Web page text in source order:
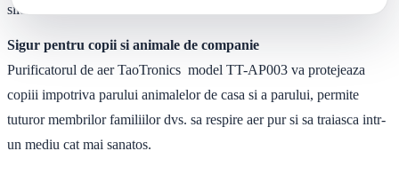
silentios decat atmosfera intr-o biblioteca.
Sigur pentru copii si animale de companie
Purificatorul de aer TaoTronics model TT-AP003 va protejeaza
copiii impotriva parului animalelor de casa si a parului, permite
tuturor membrilor familiilor dvs. sa respire aer pur si sa traiasca intr-
un mediu cat mai sanatos.